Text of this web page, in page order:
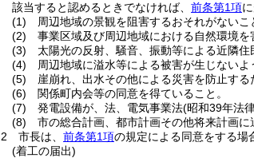
該当すると認めるときでなければ、 前条第1項
(1)
周辺地域の景観を阻害するおそれがないこ
(2)
事業区域及び周辺地域における自然環境を
(3)
太陽光の反射、騒音、振動等による近隣
(4)
周辺地域に溢水等による被害が生じない
(5)
崖崩れ、出水その他による災害を防止す
(6)
関係町内会等の同意を得ていること。
(7)
発電設備が、法、電気事業法(昭和39年法
(8)
市の総合計画、都市計画その他将来計画に
2
市長は、 前条第1項の規定による同意をする場
(着工の届出)